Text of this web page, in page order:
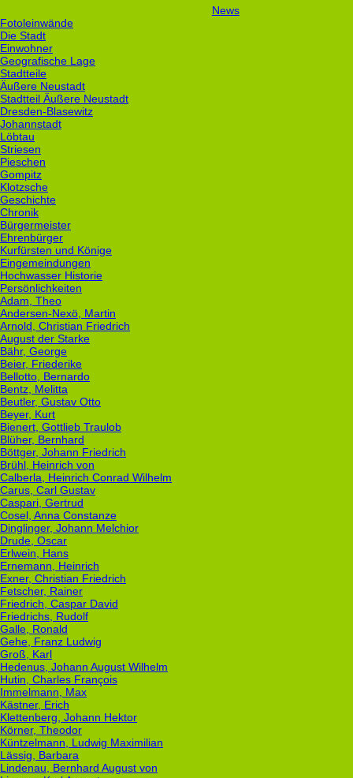
News
Fotoleinwände
Die Stadt
Einwohner
Geografische Lage
Stadtteile
Äußere Neustadt
Stadtteil Äußere Neustadt
Dresden-Blasewitz
Johannstadt
Löbtau
Striesen
Pieschen
Gompitz
Klotzsche
Geschichte
Chronik
Bürgermeister
Ehrenbürger
Kurfürsten und Könige
Eingemeindungen
Hochwasser Historie
Persönlichkeiten
Adam, Theo
Andersen-Nexö, Martin
Arnold, Christian Friedrich
August der Starke
Bähr, George
Beier, Friederike
Bellotto, Bernardo
Bentz, Melitta
Beutler, Gustav Otto
Beyer, Kurt
Bienert, Gottlieb Traulob
Blüher, Bernhard
Böttger, Johann Friedrich
Brühl, Heinrich von
Calberla, Heinrich Conrad Wilhelm
Carus, Carl Gustav
Caspari, Gertrud
Cosel, Anna Constanze
Dinglinger, Johann Melchior
Drude, Oscar
Erlwein, Hans
Ernemann, Heinrich
Exner, Christian Friedrich
Fetscher, Rainer
Friedrich, Caspar David
Friedrichs, Rudolf
Galle, Ronald
Gehe, Franz Ludwig
Groß, Karl
Hedenus, Johann August Wilhelm
Hutin, Charles François
Immelmann, Max
Kästner, Erich
Klettenberg, Johann Hektor
Körner, Theodor
Küntzelmann, Ludwig Maximilian
Lässig, Barbara
Lindenau, Bernhard August von